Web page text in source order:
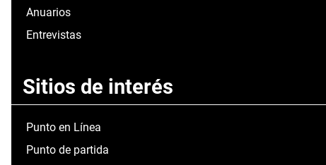
Anuarios
Entrevistas
Sitios de interés
Punto en Línea
Punto de partida